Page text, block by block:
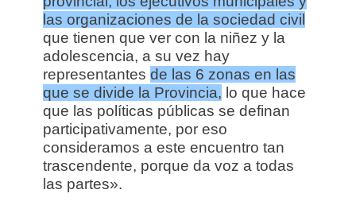
las organizaciones de la sociedad civil
que tienen que ver con la niñez y la
adolescencia, a su vez hay
representantes de las 6 zonas en las
que se divide la Provincia, lo que hace
que las políticas públicas se definan
participativamente, por eso
consideramos a este encuentro tan
trascendente, porque da voz a todas
las partes».